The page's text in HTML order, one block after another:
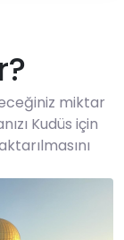
miktar
Kudüs için